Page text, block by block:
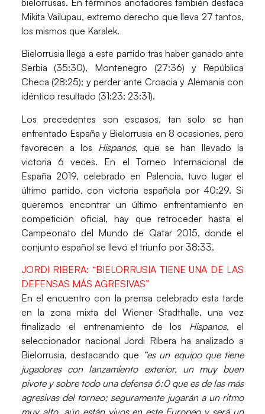
Mikita Vailupau, extremo derecho que lleva 27 tantos,
los mismos que Karalek.
Bielorrusia llega a este partido tras haber ganado ante
Serbia (35:30), Montenegro (27:36) y República
Checa (28:25); y perder ante Croacia y Alemania con
idéntico resultado (31:23; 23:31).
Losprecedentes son escasos, tan solo se han
enfrentado España y Bielorrusia en 8 ocasiones, pero
favorecen a los Hispanos, que se han llevado la
victoria
6 veces. En el Torneo Internacional de
España 2019, celebrado en Palencia, tuvo lugar el
último partido, con victoria española por 40:29. Si
queremos encontrar un último enfrentamiento en
competición oficial, hay que retroceder hasta el
Campeonato del Mundo de Qatar 2015, donde el
conjunto español se llevó el triunfo por 38:33.
JORDI RIBERA: “BIELORRUSIA TIENE UNA DE LAS
DEFENSAS MÁS AGRESIVAS”
En el encuentro con la prensa celebrado esta tarde
en la zona mixta del Wiener Stadthalle, una vez
finalizado el entrenamiento de los Hispanos, el
seleccionador nacionalJordi Ribera ha analizado a
Bielorrusia, destacando que “es un equipo que tiene
jugadores con lanzamiento exterior, un muy buen
pivote y sobre todo una defensa 6:0 que es de las más
agresivas del torneo; seguramente jugarán a un ritmo
muy alto, aún están vivos en este Europeo y será un